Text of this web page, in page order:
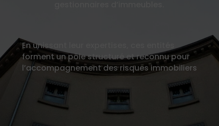
En unissant leur expertises, ces entités
forment un pôle structuré et reconnu pour
l’accompagnement des risques immobiliers